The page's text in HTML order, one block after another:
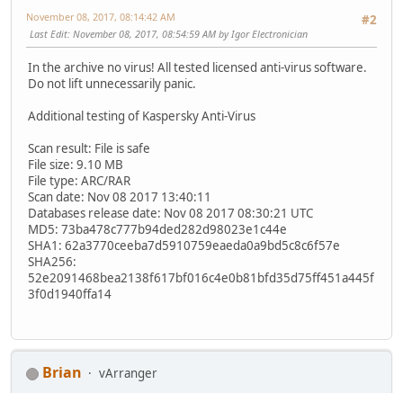
#2
November 08, 2017, 08:14:42 AM
Last Edit: November 08, 2017, 08:54:59 AM by Igor Electronician
In the archive no virus! All tested licensed anti-virus software.
Do not lift unnecessarily panic.
Additional testing of Kaspersky Anti-Virus
Scan result: File is safe
File size: 9.10 MB
File type: ARC/RAR
Scan date: Nov 08 2017 13:40:11
Databases release date: Nov 08 2017 08:30:21 UTC
MD5: 73ba478c777b94ded282d98023e1c44e
SHA1: 62a3770ceeba7d5910759eaeda0a9bd5c8c6f57e
SHA256:
52e2091468bea2138f617bf016c4e0b81bfd35d75ff451a445f
3f0d1940ffa14
Brian
vArranger